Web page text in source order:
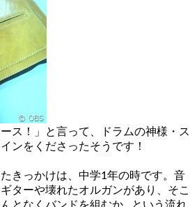
ス！」と言って、ドラムの神様・ス
ンをくださったそうです！
きっかけは、中学1年の時です。音
ターや壊れたオルガンがあり、そこ